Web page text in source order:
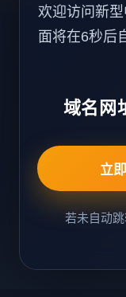
欢迎访问新
面将在6秒后
域名网
立
若未自动跳